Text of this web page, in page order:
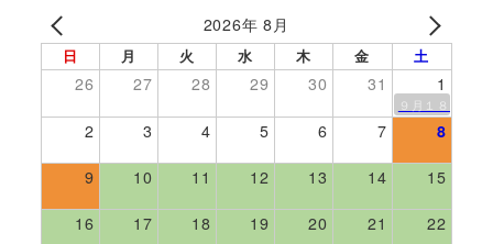
2026年 8月
日 月 火 水 木 金 土
26 27 28 29 30 31 1
９月１８日伊
2 3 4 5 6 7 8
9 10 11 12 13 14 15
16 17 18 19 20 21 22